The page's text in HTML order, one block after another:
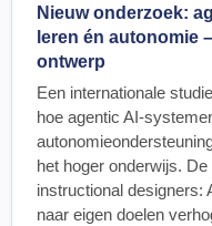
Nieuw onderzoek:
leren én autonomie
ontwerp
Een internationale
hoe agentic AI-
het hoger onderwijs.
instructional designers:
naar eigen doelen